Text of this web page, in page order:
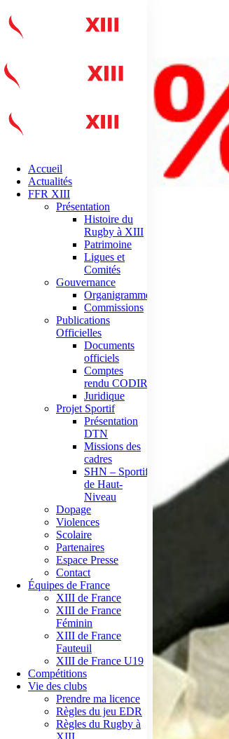
Accueil
Actualités
FFR XIII
Présentation
Histoire du
Rugby à XIII
Patrimoine
Ligues et
Comités
Gouvernance
Organigramme
Commissions
Publications
Officielles
Documents
officiels
Comptes
rendu CODIR
Juridique
Projet Sportif
Présentation
DTN
Missions des
cadres
SHN – Sportif
de Haut-
Niveau
Dopage
Violences
Scolaire
Partenaires
Espace Presse
Contact
Équipes de France
XIII de France
XIII de France
Féminin
XIII de France
Fauteuil
XIII de France U19
Compétitions
Vie des clubs
Prendre ma licence
Règles du jeu EDR
Règles du Rugby à